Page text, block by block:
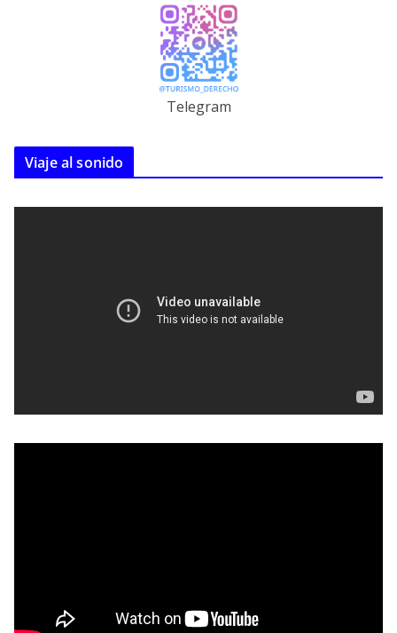
Telegram
Viaje al sonido